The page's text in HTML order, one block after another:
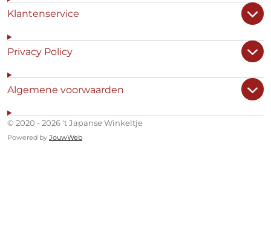
Klantenservice
Privacy Policy
Algemene voorwaarden
© 2020 - 2026 't Japanse Winkeltje
Powered by JouwWeb